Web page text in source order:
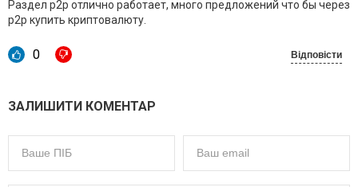
Раздел p2p отлично работает, много предложений что бы через
p2p купить криптовалюту.
0 Відповісти
ЗАЛИШИТИ КОМЕНТАР